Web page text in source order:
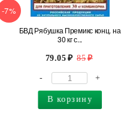
-7%
БВД Рябушка Премикс конц. на
30 кг с...
79.05 85
- +
В корзину